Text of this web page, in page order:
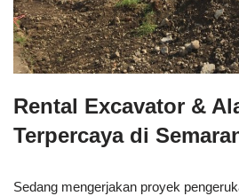
Rental Excavator &
Terpercaya di
Sedang mengerjakan proyek